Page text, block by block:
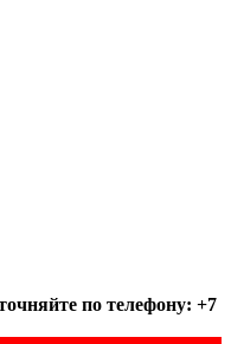
по телефону: +7